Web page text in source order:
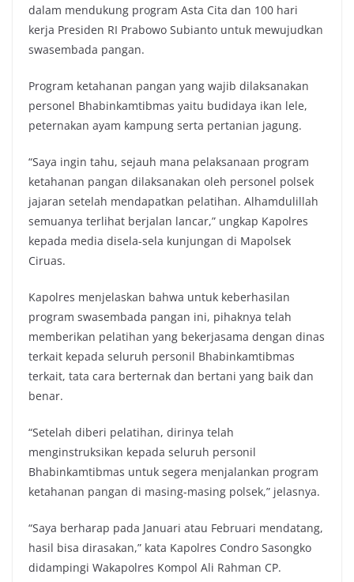
dalam mendukung program Asta Cita dan 100 hari
kerja Presiden RI Prabowo Subianto untuk mewujudkan
swasembada pangan.
Program ketahanan pangan yang wajib dilaksanakan
personel Bhabinkamtibmas yaitu budidaya ikan lele,
peternakan ayam kampung serta pertanian jagung.
“Saya ingin tahu, sejauh mana pelaksanaan program
ketahanan pangan dilaksanakan oleh personel polsek
jajaran setelah mendapatkan pelatihan. Alhamdulillah
semuanya terlihat berjalan lancar,” ungkap Kapolres
kepada media disela-sela kunjungan di Mapolsek
Ciruas.
Kapolres menjelaskan bahwa untuk keberhasilan
program swasembada pangan ini, pihaknya telah
memberikan pelatihan yang bekerjasama dengan dinas
terkait kepada seluruh personil Bhabinkamtibmas
terkait, tata cara berternak dan bertani yang baik dan
benar.
“Setelah diberi pelatihan, dirinya telah
menginstruksikan kepada seluruh personil
Bhabinkamtibmas untuk segera menjalankan program
ketahanan pangan di masing-masing polsek,” jelasnya.
“Saya berharap pada Januari atau Februari mendatang,
hasil bisa dirasakan,” kata Kapolres Condro Sasongko
didampingi Wakapolres Kompol Ali Rahman CP.